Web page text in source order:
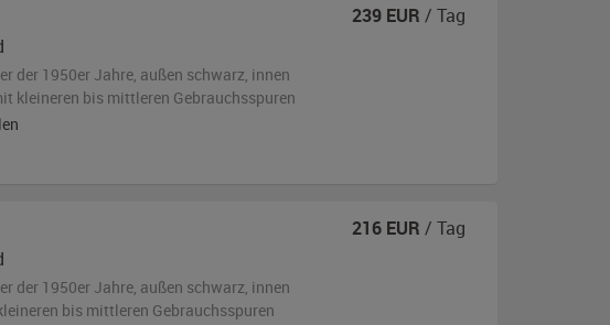
der 1950er Jahre, außen schwarz, innen
kleineren bis mittleren Gebrauchsspuren
239 EUR / Tag
der 1950er Jahre, außen schwarz, innen
bis mittleren Gebrauchsspuren
216 EUR / Tag